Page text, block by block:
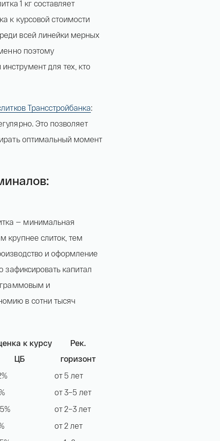
1 кг составляет
к курсовой стоимости
всей линейки мерных
поэтому
для тех, кто
Трансстройбанка:
Это позволяет
оптимальный момент
— минимальная
крупнее слиток, тем
и оформление
зафиксировать капитал
граммовым и
в сотни тысяч
к курсу
ЦБ
Рек.
горизонт
от 5 лет
от 3–5 лет
от 2–3 лет
от 2 лет
Российская инвестиционная монета Георгий
Победоносец золото 100 рублей 15,5 гр 2021